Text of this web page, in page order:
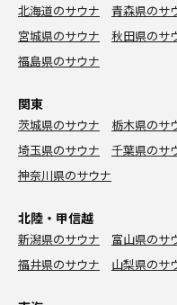
北海道のサウナ 青森県のサ
宮城県のサウナ
秋田県のサ
福島県のサウナ
関東
茨城県のサウナ 栃木県のサ
埼玉県のサウナ
千葉県のサ
神奈川県のサウナ
北陸・甲信越
新潟県のサウナ 富山県のサ
福井県のサウナ
山梨県のサ